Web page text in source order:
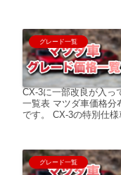
グレード一覧
CX-3に一部改良が入っ
一覧表 マツダ車価格分
です。 CX-3の特別仕様
グレード一覧